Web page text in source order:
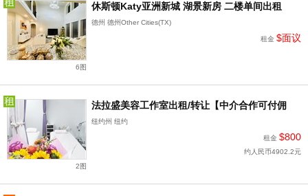
6图
休斯顿Katy亚洲新城 湖景新房 二楼单间出租
德州 德州Other Cities(TX)
租金 $面议
2图
法拉盛美容工作室出租/转让【中介合作可付佣
纽约州 纽约
租金 $800
约人民币4902.2元